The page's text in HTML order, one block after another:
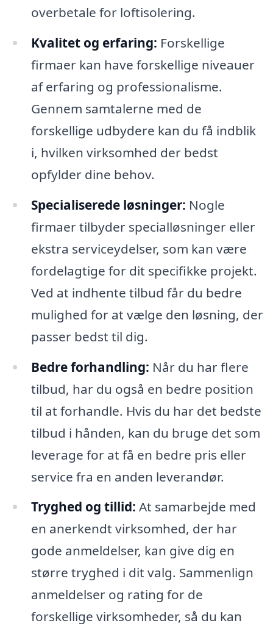
overbetale for loftisolering.
Kvalitet og erfaring: Forskellige
firmaer kan have forskellige niveauer
af erfaring og professionalisme.
Gennem samtalerne med de
forskellige udbydere kan du få indblik
i, hvilken virksomhed der bedst
opfylder dine behov.
Specialiserede løsninger: Nogle
firmaer tilbyder specialløsninger eller
ekstra serviceydelser, som kan være
fordelagtige for dit specifikke projekt.
Ved at indhente tilbud får du bedre
mulighed for at vælge den løsning, der
passer bedst til dig.
Bedre forhandling: Når du har flere
tilbud, har du også en bedre position
til at forhandle. Hvis du har det bedste
tilbud i hånden, kan du bruge det som
leverage for at få en bedre pris eller
service fra en anden leverandør.
Tryghed og tillid: At samarbejde med
en anerkendt virksomhed, der har
gode anmeldelser, kan give dig en
større tryghed i dit valg. Sammenlign
anmeldelser og rating for de
forskellige virksomheder, så du kan